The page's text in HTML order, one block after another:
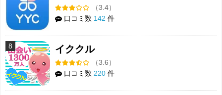
（3.4）
口コミ数 142 件
8 イククル
（3.6）
口コミ数 220 件